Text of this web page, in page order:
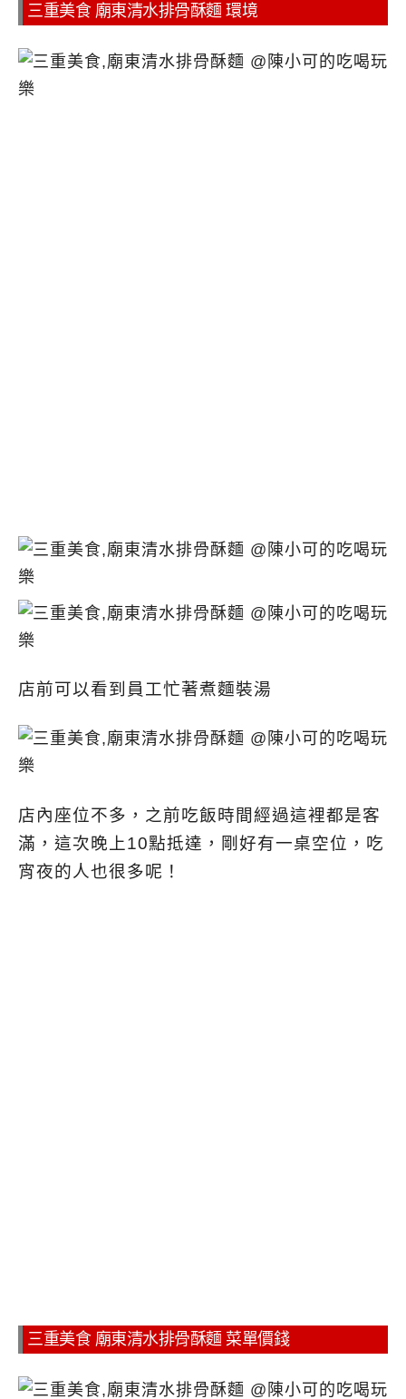
三重美食 廟東清水排骨酥麵 環境
店前可以看到員工忙著煮麵裝湯
店內座位不多，之前吃飯時間經過這裡都是客
滿，這次晚上10點抵達，剛好有一桌空位，吃
宵夜的人也很多呢！
三重美食 廟東清水排骨酥麵 菜單價錢